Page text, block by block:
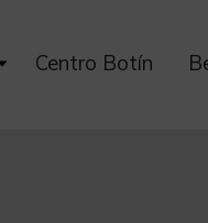
ExpandCentro Botín